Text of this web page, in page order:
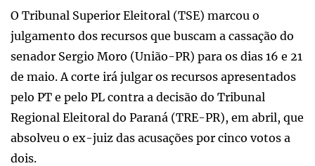
O Tribunal Superior Eleitoral (TSE) marcou o
julgamento dos recursos que buscam a cassação do
senador Sergio Moro (União-PR) para os dias 16 e 21
de maio. A corte irá julgar os recursos apresentados
pelo PT e pelo PL contra a decisão do Tribunal
Regional Eleitoral do Paraná (TRE-PR), em abril, que
absolveu o ex-juiz das acusações por cinco votos a
dois.